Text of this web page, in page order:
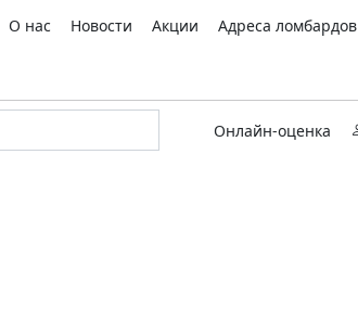
О нас Новости Акции
Адреса ломбардов
Онлайн-оценка